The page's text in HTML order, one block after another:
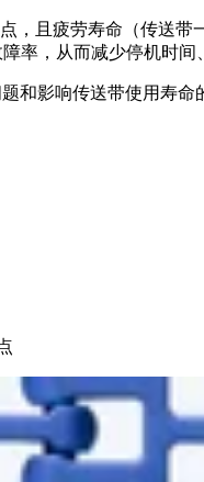
，且疲劳寿命（传送带
率，从而减少停机时间
和影响传送带使用寿